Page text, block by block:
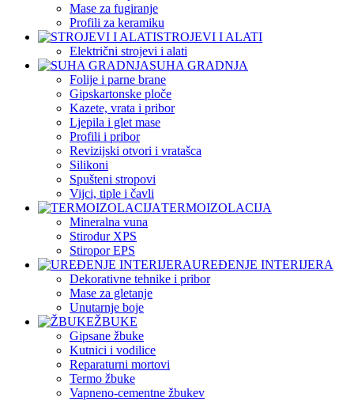
Mase za fugiranje
Profili za keramiku
STROJEVI I ALATI
Električni strojevi i alati
SUHA GRADNJA
Folije i parne brane
Gipskartonske ploče
Kazete, vrata i pribor
Ljepila i glet mase
Profili i pribor
Revizijski otvori i vratašca
Silikoni
Spušteni stropovi
Vijci, tiple i čavli
TERMOIZOLACIJA
Mineralna vuna
Stirodur XPS
Stiropor EPS
UREĐENJE INTERIJERA
Dekorativne tehnike i pribor
Mase za gletanje
Unutarnje boje
ŽBUKE
Gipsane žbuke
Kutnici i vodilice
Reparaturni mortovi
Termo žbuke
Vapneno-cementne žbukev